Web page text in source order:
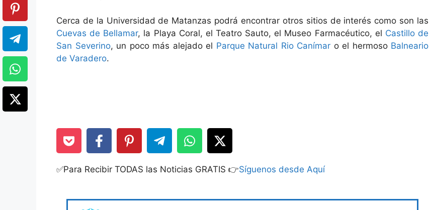
Cerca de la Universidad de Matanzas podrá encontrar otros sitios de interés como son las
Cuevas de Bellamar, la Playa Coral, el Teatro Sauto, el Museo Farmacéutico, el Castillo de
San Severino, un poco más alejado el Parque Natural Rio Canímar o el hermoso Balneario
de Varadero.
✅Para Recibir TODAS las Noticias GRATIS 👉Síguenos desde Aquí